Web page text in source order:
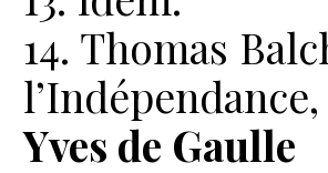
14. Thomas
Yves de Gaulle